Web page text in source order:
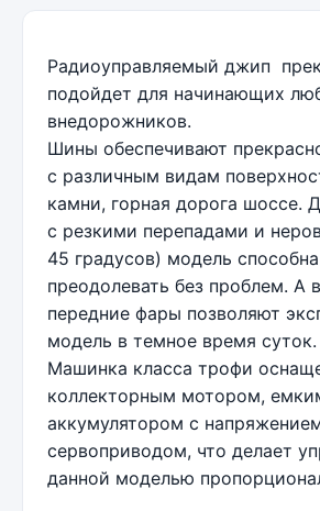
Радиоуправляемый джип
подойдет для начинающих
внедорожников.
Шины обеспечивают
с различным видам
камни, горная дорога шоссе.
с резкими перепадами и
45 градусов) модель способна
преодолевать без проблем. А
передние фары позволяют
модель в темное время суток.
Машинка класса трофи
коллекторным мотором,
аккумулятором с
сервоприводом, что делает
данной моделью